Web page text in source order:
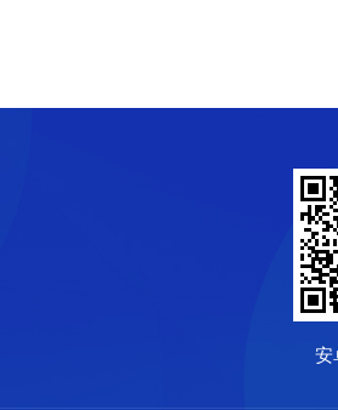
安